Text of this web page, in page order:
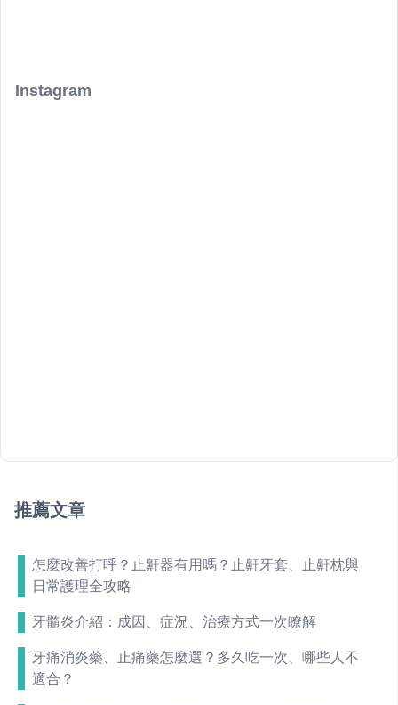
Instagram
推薦文章
怎麼改善打呼？止鼾器有用嗎？止鼾牙套、止鼾枕與
日常護理全攻略
牙髓炎介紹：成因、症況、治療方式一次瞭解
牙痛消炎藥、止痛藥怎麼選？多久吃一次、哪些人不
適合？